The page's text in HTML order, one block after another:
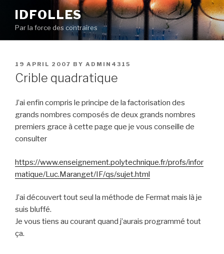
content
IDFOLLES
Par la force des contraires
POSTED
ON
19 APRIL 2007 BY ADMIN4315
Crible quadratique
J’ai enfin compris le principe de la factorisation des
grands nombres composés de deux grands nombres
premiers grace à cette page que je vous conseille de
consulter
https://www.enseignement.polytechnique.fr/profs/infor
matique/Luc.Maranget/IF/qs/sujet.html
J’ai découvert tout seul la méthode de Fermat mais là je
suis bluffé.
Je vous tiens au courant quand j’aurais programmé tout
ça.